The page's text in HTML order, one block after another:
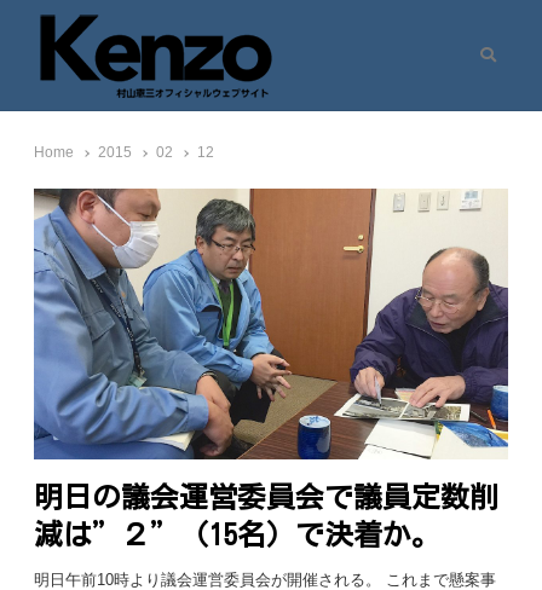
七転八起 – 村山憲三 Official Site
村山憲三ウェブサイト
Home 2015 02 12
明日の議会運営委員会で議員定数削
減は”２”（15名）で決着か。
明日午前10時より議会運営委員会が開催される。 これまで懸案事